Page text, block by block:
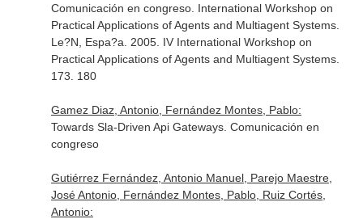
Comunicación en congreso. International Workshop on
Practical Applications of Agents and Multiagent Systems.
Le?N, Espa?a. 2005. IV International Workshop on
Practical Applications of Agents and Multiagent Systems.
173. 180
Gamez Diaz, Antonio, Fernández Montes, Pablo:
Towards Sla-Driven Api Gateways. Comunicación en
congreso
Gutiérrez Fernández, Antonio Manuel, Parejo Maestre,
José Antonio, Fernández Montes, Pablo, Ruiz Cortés,
Antonio: